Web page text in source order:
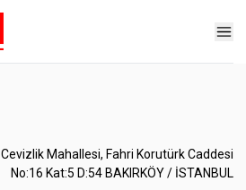
Cevizlik Mahallesi, Fahri Korutürk Caddesi
No:16 Kat:5 D:54 BAKIRKÖY / İSTANBUL